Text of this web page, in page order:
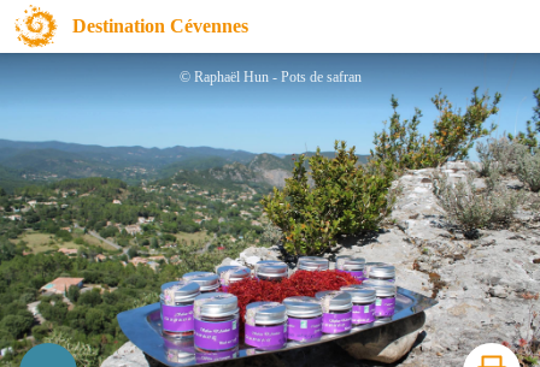
Destination Cévennes
Safran d'Anduze
© Raphaël Hun - Pots de safran
Imprimer